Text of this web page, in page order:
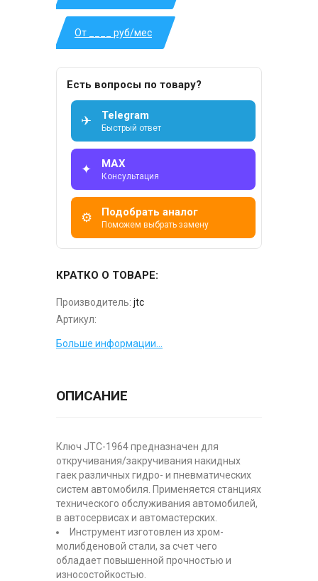
От ____ руб/мес
Есть вопросы по товару?
✈ Telegram
Быстрый ответ
✦ MAX
Консультация
⚙ Подобрать аналог
Поможем выбрать замену
КРАТКО О ТОВАРЕ:
Производитель: jtc
Артикул:
Больше информации...
ОПИСАНИЕ
Ключ JTC-1964 предназначен для
откручивания/закручивания накидных
гаек различных гидро- и пневматических
систем автомобиля. Применяется станциях
технического обслуживания автомобилей,
в автосервисах и автомастерских.
Инструмент изготовлен из хром-
молибденовой стали, за счет чего
обладает повышенной прочностью и
износостойкостью.